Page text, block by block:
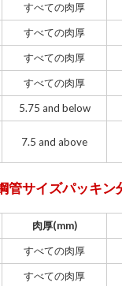
すべての肉厚
すべての肉厚
すべての肉厚
すべての肉厚
5.75 and below
7.5 and above
管サイズパッキン
肉厚(mm)
すべての肉厚
すべての肉厚